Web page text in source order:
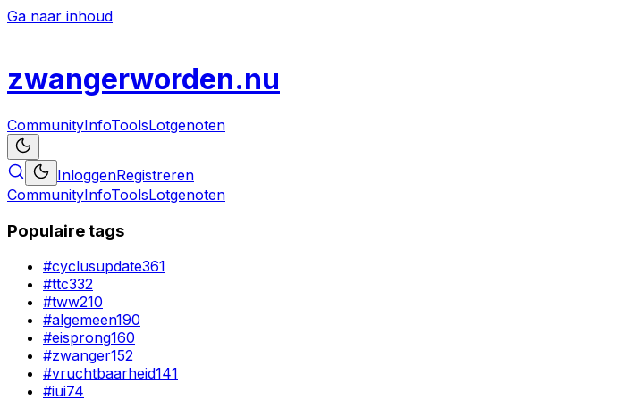
Ga naar inhoud
zwangerworden.nu
CommunityInfoToolsLotgenoten
InloggenRegistreren
CommunityInfoToolsLotgenoten
Populaire tags
#cyclusupdate361
#ttc332
#tww210
#algemeen190
#eisprong160
#zwanger152
#vruchtbaarheid141
#iui74